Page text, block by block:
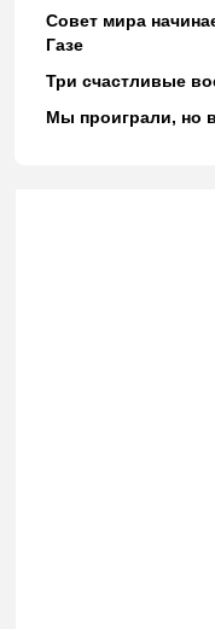
Совет мира
Газе
Три счастливые
Мы проиграли, но